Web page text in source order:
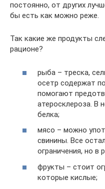
постоянно, от других
бы есть как можно реже.
Так какие же продукты
рационе?
рыба – треска,
осетр содержат
помогают
атеросклероза. В
белка;
мясо – можно
свинины. Все
ограничения, но в
фрукты – стоит
которые кислые;